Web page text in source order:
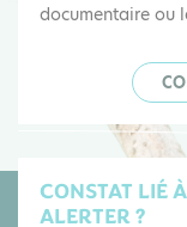
documentaire ou
CONSTAT LIÉ
ALERTER ?